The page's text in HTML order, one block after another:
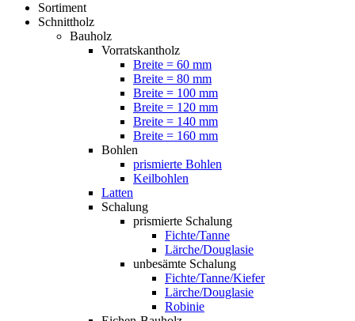
Sortiment
Schnittholz
Bauholz
Vorratskantholz
Breite = 60 mm
Breite = 80 mm
Breite = 100 mm
Breite = 120 mm
Breite = 140 mm
Breite = 160 mm
Bohlen
prismierte Bohlen
Keilbohlen
Latten
Schalung
prismierte Schalung
Fichte/Tanne
Lärche/Douglasie
unbesämte Schalung
Fichte/Tanne/Kiefer
Lärche/Douglasie
Robinie